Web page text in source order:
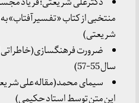
منتخبی از کتاب
شریعتی)
ضرورت فرهنگسازی(خاطراتی
سال 55-57)
سیمای محمد(مقاله علی
این متن توسط استاد حکیمی)